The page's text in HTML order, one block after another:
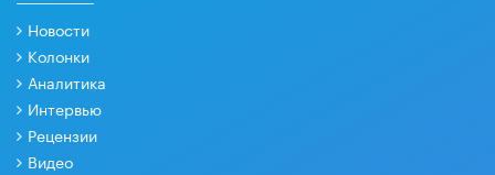
Новости
Колонки
Аналитика
Интервью
Рецензии
Видео